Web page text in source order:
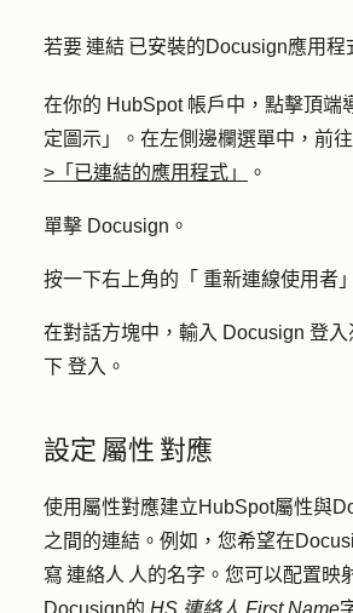
若要 連結 已安裝的Docusign應用程
在你的 HubSpot 帳戶中，點擊頂端
定圖示」。在左側邊欄選單中，前往
>「已連結的應用程式」
。
單擊 Docusign 。
按一下右上角的「 重新連線使用者
在對話方塊中，輸入 Docusign 登入
下 登入 。
設定 屬性 對應
使用屬性對應建立HubSpot屬性與
之間的連結。例如，您希望在
寫 連絡人 人的名字。您可以配置映
Docusign的 HS 連絡人 First Name